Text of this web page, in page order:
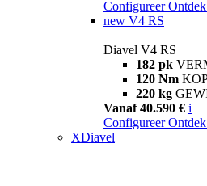
Configureer
new V4 RS
Diavel V4 RS
182 pk
120 Nm
220 kg
Vanaf 40.590 € i
Configureer
XDiavel